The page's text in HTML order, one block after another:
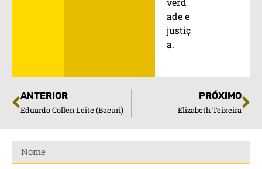
ade e
justiç
a.
ANTERIOR
Eduardo Collen Leite (Bacuri)
PRÓXIMO
Elizabeth Teixeira